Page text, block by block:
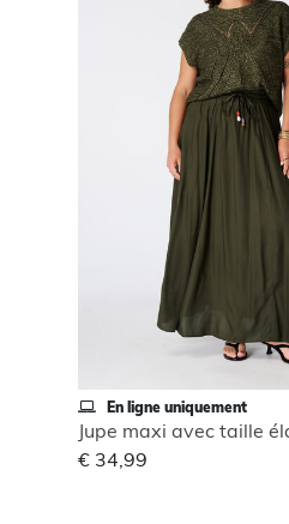
En ligne uniquement
Jupe maxi avec taille
€ 34,99